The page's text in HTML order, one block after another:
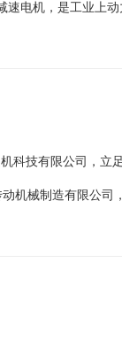
速电机，是工业上
技有限公司，立
机械制造有限公司